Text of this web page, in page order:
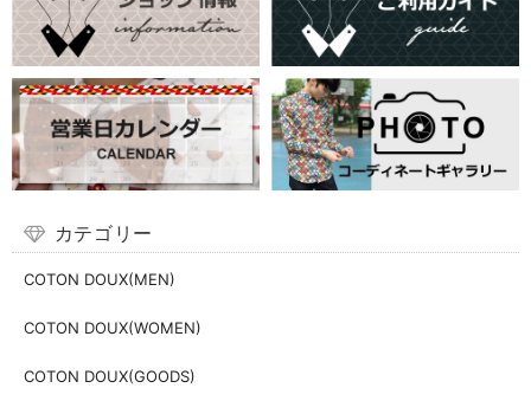
カテゴリー
COTON DOUX(MEN)
COTON DOUX(WOMEN)
COTON DOUX(GOODS)